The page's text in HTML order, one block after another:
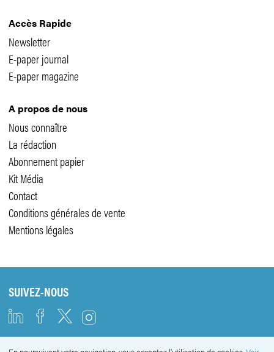
Accès Rapide
Newsletter
E-paper journal
E-paper magazine
A propos de nous
Nous connaître
La rédaction
Abonnement papier
Kit Média
Contact
Conditions générales de vente
Mentions légales
SUIVEZ-NOUS